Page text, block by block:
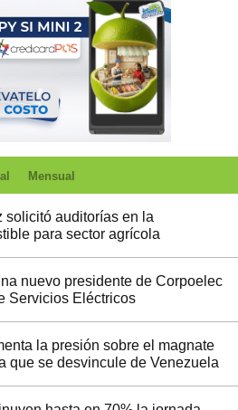
Mensual
solicitó auditorías en la
para sector agrícola
nuevo presidente de Corpoelec
Servicios Eléctricos
la presión sobre el magnate
que se desvincule de Venezuela